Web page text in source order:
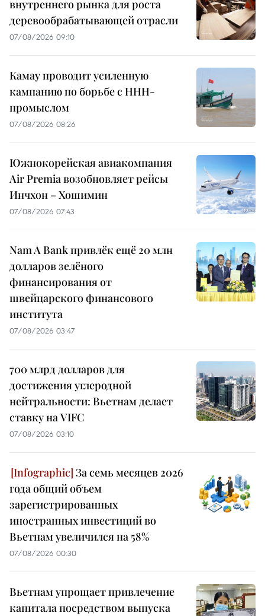
внутреннего рынка для роста
деревообрабатывающей отрасли
07/08/2026 09:10
Камау проводит усиленную
кампанию по борьбе с ННН-
промыслом
07/08/2026 08:26
Южнокорейская авиакомпания
Air Premia возобновляет рейсы
Инчхон – Хошимин
07/08/2026 07:43
Nam A Bank привлёк ещё 20 млн
долларов зелёного
финансирования от
швейцарского финансового
института
07/08/2026 03:47
700 млрд долларов для
достижения углеродной
нейтральности: Вьетнам делает
ставку на VIFC
07/08/2026 03:10
За семь месяцев 2026
года общий объем
зарегистрированных
иностранных инвестиций во
Вьетнам увеличился на 58%
07/08/2026 00:30
Вьетнам упрощает привлечение
капитала посредством выпуска